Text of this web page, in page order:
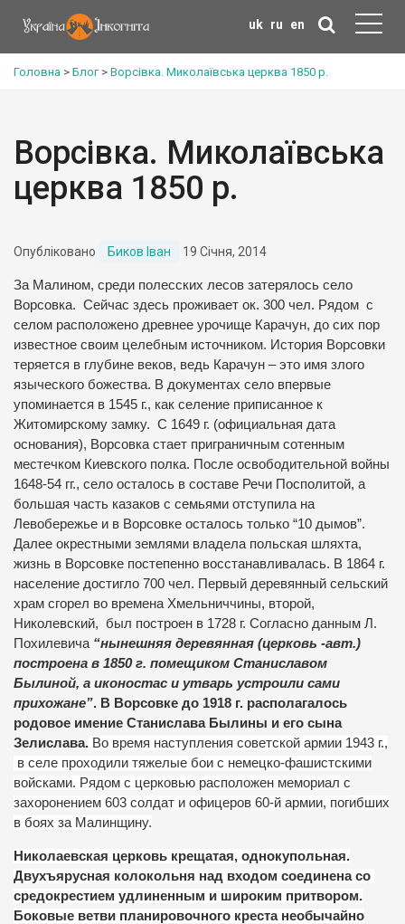
uk ru en
Головна > Блог> Ворсівка. Миколаївська церква 1850 р.
Ворсівка. Миколаївська
церква 1850 р.
Опубліковано Биков Іван 19 Січня, 2014
За Малином, среди полесских лесов затерялось село
Ворсовка. Сейчас здесь проживает ок. 300 чел. Рядом с
селом расположено древнее урочище Карачун, до сих пор
известное своим целебным источником. История Ворсовки
теряется в глубине веков, ведь Карачун – это имя злого
языческого божества. В документах село впервые
упоминается в 1545 г., как селение приписанное к
Житомирскому замку. С 1649 г. (официальная дата
основания), Ворсовка стает приграничным сотенным
местечком Киевского полка. После освободительной войны
1648-54 гг., село осталось в составе Речи Посполитой, а
большая часть казаков с семьями отступила на
Левобережье и в Ворсовке осталось только “10 дымов”.
Далее окрестными землями владела польская шляхта,
жизнь в Ворсовке постепенно восстанавливалась. В 1864 г.
население достигло 700 чел. Первый деревянный сельский
храм сгорел во времена Хмельниччины, второй,
Николевский,
был построен в 1728 г. Согласно данным Л.
Похилевича “нынешняя деревянная (церковь -авт.)
построена в 1850 г. помещиком Станиславом
Былиной, а иконостас и утварь устроили сами
прихожане”. В Ворсовке до 1918 г. располагалось
родовое имение Станислава Былины и его сына
Зелислава. Во время наступления советской армии 1943 г.,
в селе проходили тяжелые бои с немецко-фашистскими
войсками. Рядом с церковью расположен мемориал с
захоронением 603 солдат и офицеров 60-й армии, погибших
в боях за Малинщину.
Николаевская церковь крещатая, однокупольная.
Двухъярусная колокольня над входом соединена со
средокрестием удлиненным и широким притвором.
Боковые ветви планировочного креста необычайно